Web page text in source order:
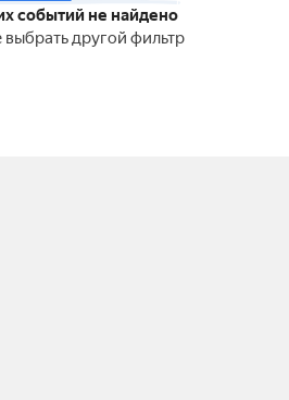
событий не найдено
другой фильтр